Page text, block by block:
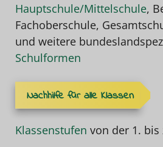
Hauptschule/Mittelschule,
Fachoberschule,
und weitere
Schulformen
Nachhilfe für alle Klassen
Klassenstufen von der 1. bis